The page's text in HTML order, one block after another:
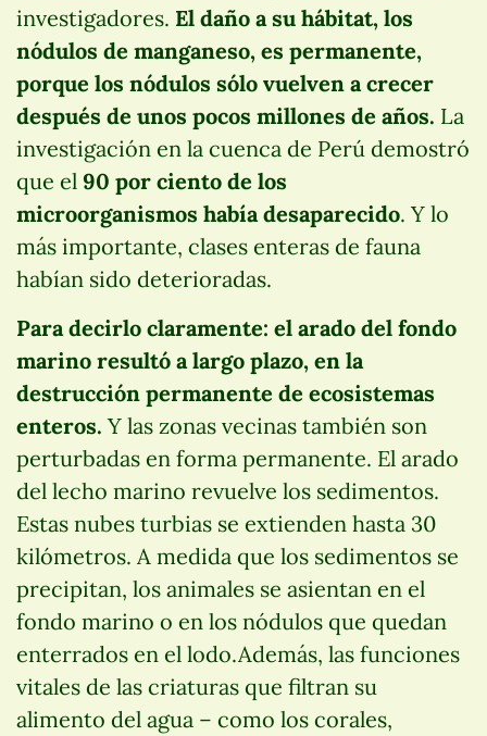
investigadores. El daño a su hábitat, los
nódulos de manganeso, es permanente,
porque los nódulos sólo vuelven a crecer
después de unos pocos millones de años. La
investigación en la cuenca de Perú demostró
que el 90 por ciento de los
microorganismos había desaparecido. Y lo
más importante, clases enteras de fauna
habían sido deterioradas.
Para decirlo claramente: el arado del fondo
marino resultó a largo plazo, en la
destrucción permanente de ecosistemas
enteros. Y las zonas vecinas también son
perturbadas en forma permanente. El arado
del lecho marino revuelve los sedimentos.
Estas nubes turbias se extienden hasta 30
kilómetros. A medida que los sedimentos se
precipitan, los animales se asientan en el
fondo marino o en los nódulos que quedan
enterrados en el lodo.Además, las funciones
vitales de las criaturas que filtran su
alimento del agua – como los corales,